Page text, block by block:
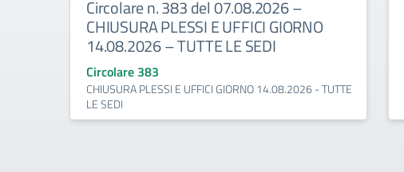
Circolare n. 383 del 07.08.2026 –
CHIUSURA PLESSI E UFFICI GIORNO
14.08.2026 – TUTTE LE SEDI
Circolare 383
CHIUSURA PLESSI E UFFICI GIORNO 14.08.2026 - TUTTE
LE SEDI